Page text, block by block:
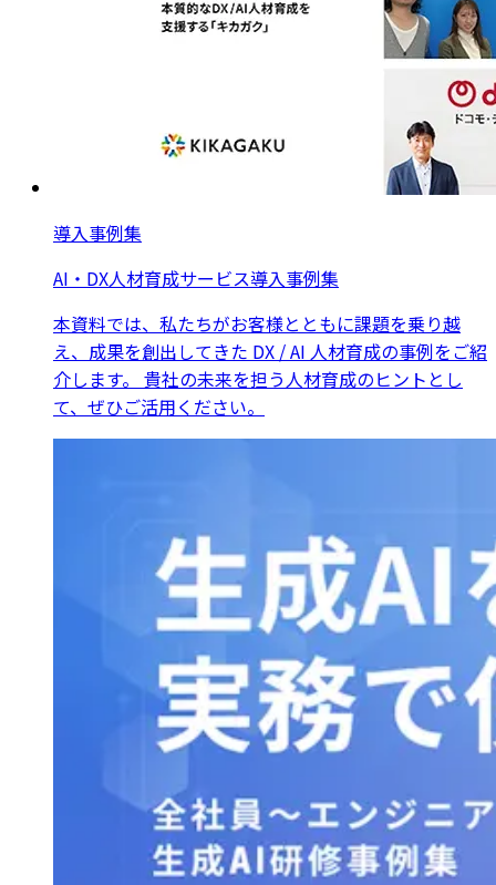
導入事例集
AI・DX人材育成サービス導入事例集
本資料では、私たちがお客様とともに課題を乗り越
え、成果を創出してきた DX / AI 人材育成の事例をご紹
介します。 貴社の未来を担う人材育成のヒントとし
て、ぜひご活用ください。